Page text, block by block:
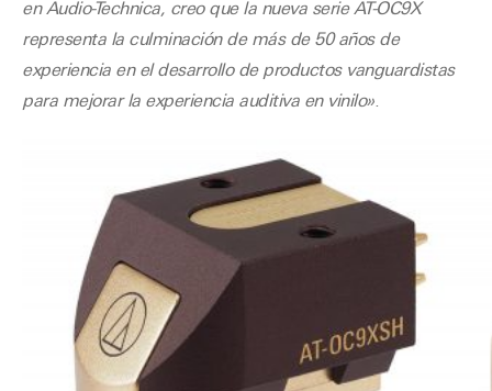
en Audio-Technica, creo que la nueva serie AT-OC9X
representa la culminación de más de 50 años de
experiencia en el desarrollo de productos vanguardistas
para mejorar la experiencia auditiva en vinilo».